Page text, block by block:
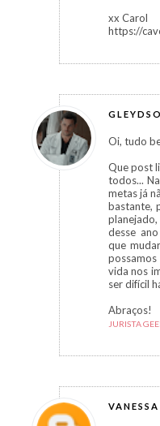
xx Carol
https://
Oi, tudo
Que post
todos...
metas já
bastante,
desse
que
vida nos
ser difícil
Abraços!
JURISTA
VANESSA